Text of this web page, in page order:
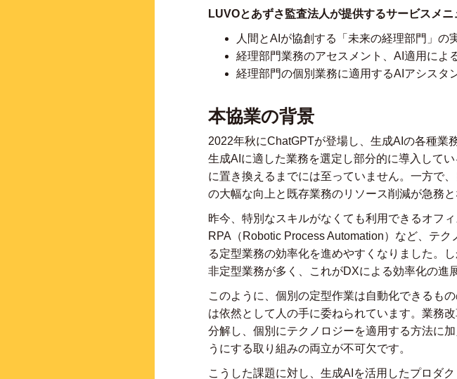
LUVOとあずさ監査法人が提供するサービスメニ
人間とAIが協創する「未来の経理部門」の
経理部門業務のアセスメント、AI適用によ
経理部門の個別業務に適用するAIアシスタ
本協業の背景
2022年秋にChatGPTが登場し、生成AIの各種業
生成AIに適した業務を選定し部分的に導入して
に置き換えるまでには至っていません。一方で
の大幅な向上と既存業務のリソース削減が急務と
昨今、特別なスキルがなくても利用できるオフ
RPA（Robotic Process Automation）など、テ
る定型業務の効率化を進めやすくなりました。
非定型業務が多く、これがDXによる効率化の進
このように、個別の定型作業は自動化できるも
は依然として人の手に委ねられています。業務
分解し、個別にテクノロジーを適用する方法に
うにする取り組みの両立が不可欠です。
こうした課題に対し、生成AIを活用したプロダ